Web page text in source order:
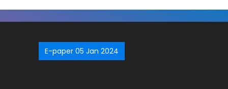
E-paper 05 Jan 2024